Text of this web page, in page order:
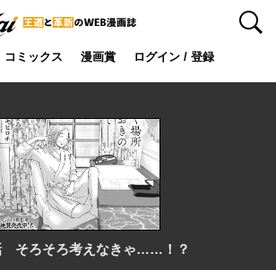
コミックス 漫画賞 ログイン / 登録
検索
そろそろ考えなきゃ……！？